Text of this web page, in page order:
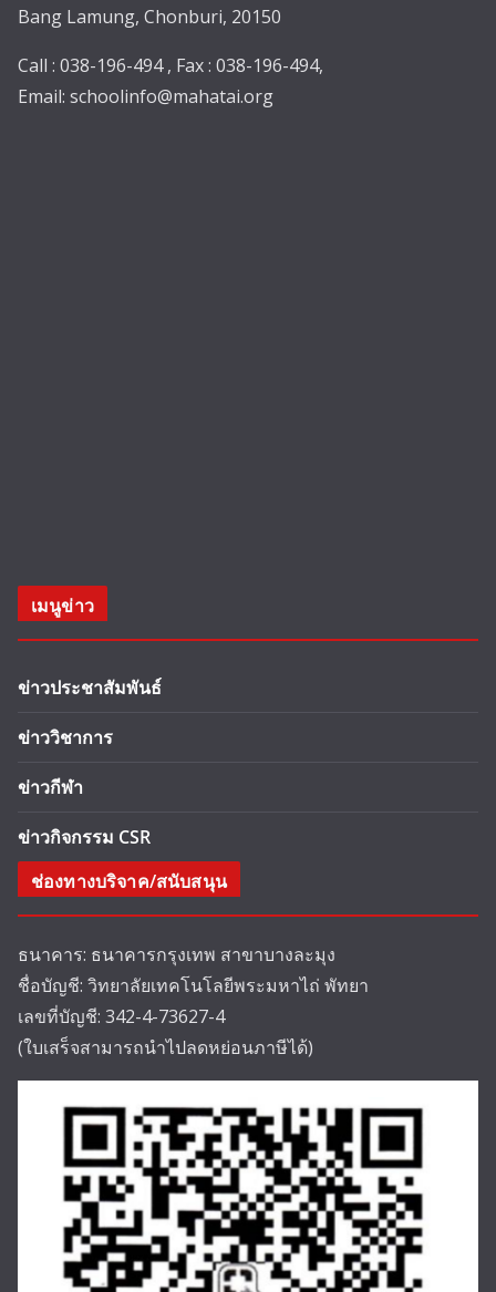
Bang Lamung, Chonburi, 20150
Call : 038-196-494 , Fax : 038-196-494,
Email: schoolinfo@mahatai.org
เมนูข่าว
ข่าวประชาสัมพันธ์
ข่าววิชาการ
ข่าวกีฬา
ข่าวกิจกรรม CSR
ช่องทางบริจาค/สนับสนุน
ธนาคาร: ธนาคารกรุงเทพ สาขาบางละมุง
ชื่อบัญชี: วิทยาลัยเทคโนโลยีพระมหาไถ่ พัทยา
เลขที่บัญชี: 342-4-73627-4
(ใบเสร็จสามารถนำไปลดหย่อนภาษีได้)